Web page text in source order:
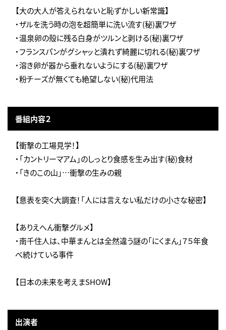
【大の大人が答えられないと恥ずかしい新常識】
・ザルを洗う時の泡を超簡単に洗い流す(秘)裏ワザ
・温泉卵の殻に残る白身がツルンと剥ける(秘)裏ワザ
・フランスパンがグシャッと潰れず綺麗に切れる(秘)裏ワザ
・溶き卵が器から垂れないようにする(秘)裏ワザ
・粉チーズが無くても絶望しない(秘)代用法
番組内容２
【衝撃の工場見学！】
・「カントリーマアム」のしっとり食感を生み出す(秘)食材
・「きのこの山」…衝撃の生みの親
【意表を突く大調査！「人には言えない私だけの小さな秘密】
【ありえへん衝撃グルメ】
・南千住人は、中華まんとは全然違う謎の「にくまん」７５年食
べ続けている事件
【日本の未来を考えまSHOW】
出演者